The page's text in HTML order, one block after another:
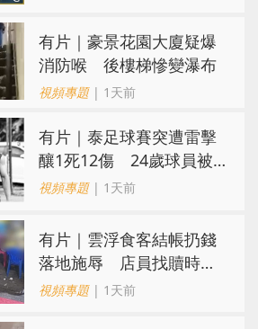
有片｜豪景花園大廈疑爆
消防喉 後樓梯慘變瀑布
視頻專題| 1天前
有片｜泰足球賽突遭雷擊
釀1死12傷 24歲球員被
閃電劈中亡
視頻專題| 1天前
​有片｜雲浮食客結帳扔錢
落地施辱 店員找贖時還
施彼身獲老闆肯定
視頻專題| 1天前